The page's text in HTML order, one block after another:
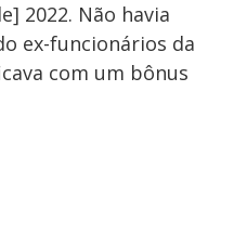
2022. Não havia
ex-funcionários da
com um bônus